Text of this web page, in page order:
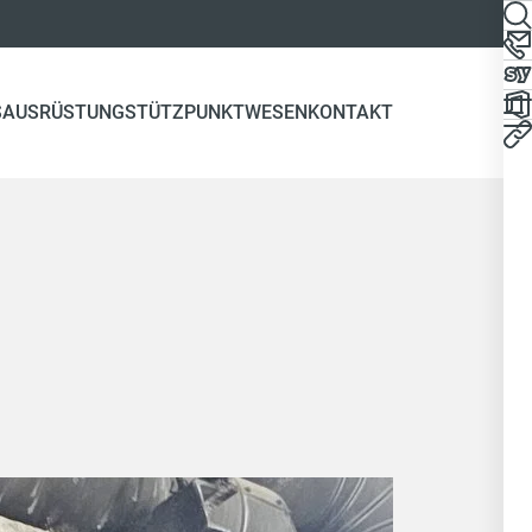
AUSRÜSTUNGSTÜTZPUNKTWESENKONTAKT